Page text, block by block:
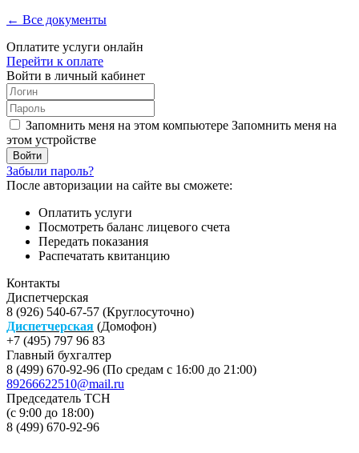
← Все документы
Оплатите услуги онлайн
Перейти к оплате
Войти в личный кабинет
Запомнить меня на этом компьютере Запомнить меня на
этом устройстве
Забыли пароль?
После авторизации на сайте вы сможете:
Оплатить услуги
Посмотреть баланс лицевого счета
Передать показания
Распечатать квитанцию
Контакты
Диспетчерская
8 (926) 540-67-57 (Круглосуточно)
Диспетчерская (Домофон)
+7 (495) 797 96 83
Главный бухгалтер
8 (499) 670-92-96 (По средам с 16:00 до 21:00)
89266622510@mail.ru
Председатель ТСН
(с 9:00 до 18:00)
8 (499) 670-92-96